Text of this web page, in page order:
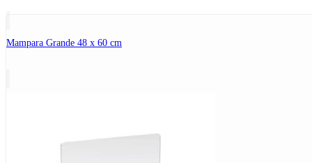
Mampara Grande 48 x 60 cm